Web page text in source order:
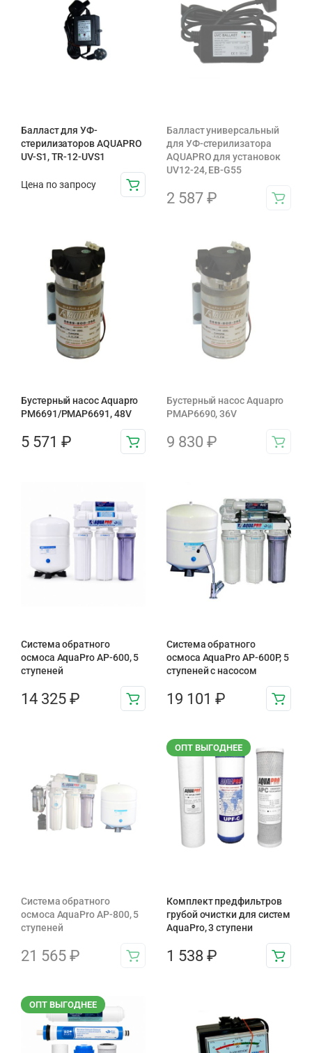
Балласт для УФ-
стерилизаторов AQUAPRO
UV-S1, TR-12-UVS1
Цена по запросу
Балласт универсальный
для УФ-стерилизатора
AQUAPRO для установок
UV12-24, EB-G55
2 587 ₽
Бустерный насос Aquapro
PM6691/PMAP6691, 48V
5 571 ₽
Бустерный насос Aquapro
PMAP6690, 36V
9 830 ₽
Система обратного
осмоса AquaPro AP-600, 5
ступеней
14 325 ₽
Система обратного
осмоса AquaPro AP-600P, 5
ступеней с насосом
19 101 ₽
Система обратного
осмоса AquaPro AP-800, 5
ступеней
21 565 ₽
ОПТ ВЫГОДНЕЕ
Комплект предфильтров
грубой очистки для систем
AquaPro, 3 ступени
1 538 ₽
ОПТ ВЫГОДНЕЕ